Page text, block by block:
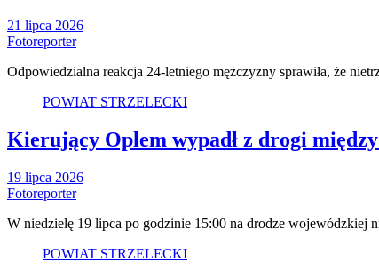
21 lipca 2026
Fotoreporter
Odpowiedzialna reakcja 24-letniego mężczyzny sprawiła, że
POWIAT STRZELECKI
Kierujący Oplem wypadł z drogi
19 lipca 2026
Fotoreporter
W niedzielę 19 lipca po godzinie 15:00 na drodze wojewódzkiej
POWIAT STRZELECKI